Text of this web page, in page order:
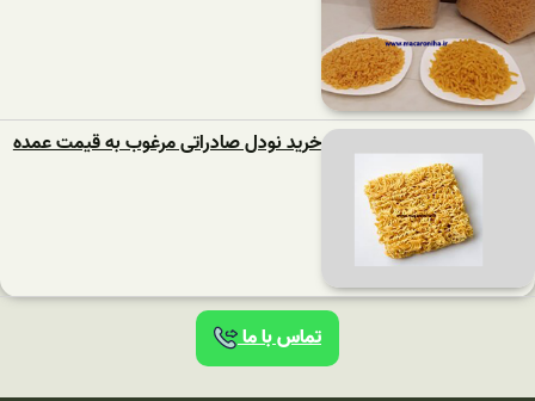
خرید نودل صادراتی مرغوب به قیمت عمده
تماس با ما